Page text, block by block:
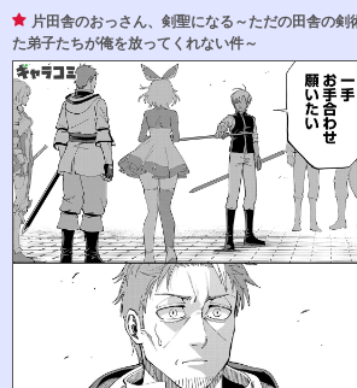
片田舎のおっさん、剣聖になる～ただの田舎の剣
た弟子たちが俺を放ってくれない件～